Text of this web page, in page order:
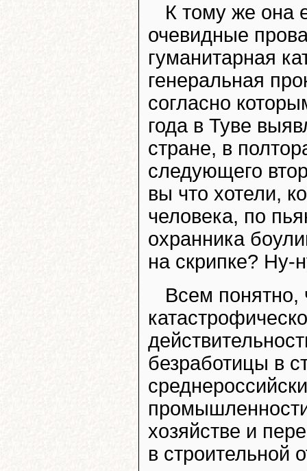
К тому же она
очевидные
гуманитарная
генеральная
согласно
года в Туве
стране, в
следующего
вы что хотели,
человека, по
охранника
на скрипке? Ну-
Всем понятно,
безработицы в
хозяйстве и
в строительной